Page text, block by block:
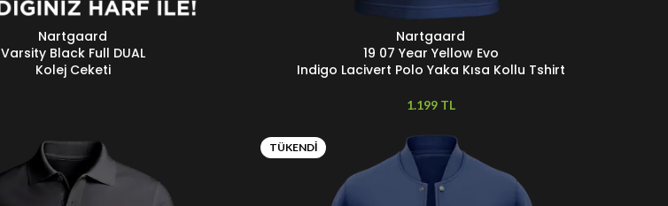
Nartgaard
Varsity Black Full DUAL
Kolej Ceketi
Nartgaard
19 07 Year Yellow Evo
Indigo Lacivert Polo Yaka Kısa Kollu Tshirt
TL
TÜKENDI